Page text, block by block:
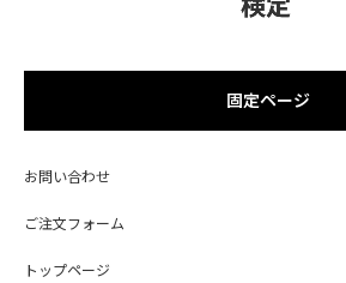
固定ページ
お問い合わせ
ご注文フォーム
トップページ